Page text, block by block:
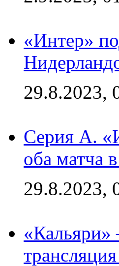
«Интер»
29.8.2023,
Серия А.
оба матча
29.8.2023,
«Кальяри»